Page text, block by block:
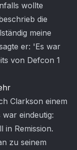
wollte
die
meine
er: 'Es war
von Defcon 1
Clarkson einem
eindeutig:
in Remission.
zu seinem